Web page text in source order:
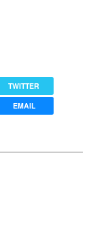
TWITTER
EMAIL